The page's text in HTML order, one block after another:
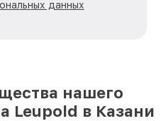
данных
нашего
Leupold в Казани